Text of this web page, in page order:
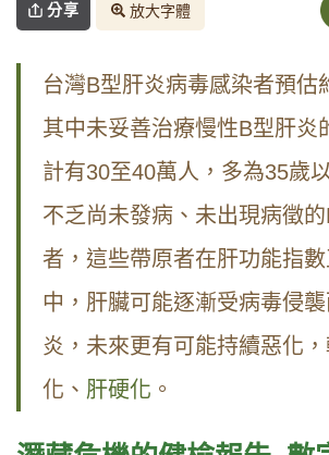
分享 放大字體
台灣B型肝炎病毒感染者預估
其中未妥善治療慢性B型肝炎
計有30至40萬人，多為35歲
不乏尚未發病、未出現病徵
者，這些帶原者在肝功能指
中，肝臟可能逐漸受病毒侵
炎，未來更有可能持續惡化
化、 肝硬化 。